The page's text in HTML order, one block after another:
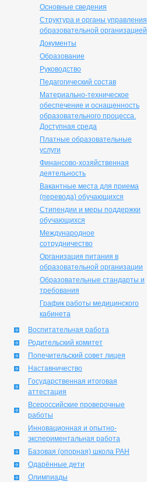
Основные сведения
Структура и органы управления
образовательной организацией
Документы
Образование
Руководство
Педагогический состав
Материально-техническое
обеспечение и оснащенность
образовательного процесса.
Доступная среда
Платные образовательные
услуги
Финансово-хозяйственная
деятельность
Вакантные места для приема
(перевода) обучающихся
Стипендии и меры поддержки
обучающихся
Международное
сотрудничество
Организация питания в
образовательной организации
Образовательные стандарты и
требования
График работы медицинского
кабинета
Воспитательная работа
Родительский комитет
Попечительский совет лицея
Наставничество
Государственная итоговая
аттестация
Всероссийские проверочные
работы
Инновационная и опытно-
экспериментальная работа
Базовая (опорная) школа РАН
Одарённые дети
Олимпиады